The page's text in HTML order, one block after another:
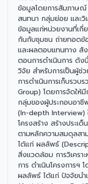
ข้อมูลโดยการสัมภาษณ์
สนทนา กลุ่มย่อย และวิ
ข้อมูลแก่หน่วยงานที่เกี่
กันกับชุมชน ถ่ายทอดข้
และผลตอบแทนทาง สั
ตอนการดำเนินการ ดัง
วิจัย สำหรับการเป็นผู้ช่
การดำเนินการเก็บรว
Group) โดยการจัดให้
กลุ่มของผู้ประกอบอา
(In-depth
โครงสร้าง สร้างประเ
ตามหลักความสมดุลสา
ได้แก่ ผลลัพธ์
สิ่งแวดล้อม การวิเครา
การ ดำเนินโครงการฯ
ผลลัพธ์ ได้แก่ ปัจจัยนำ